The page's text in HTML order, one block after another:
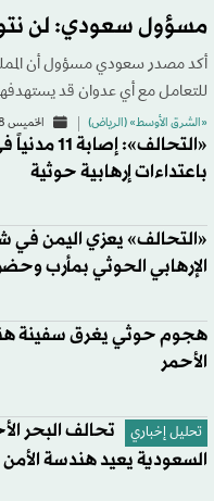
مسؤول سعودي: لن
أكد مصدر سعودي مسؤول أن المملكة
للتعامل مع أي عدوان قد
«الشرق الأوسط» (الرياض) الخميس 06/08 - 23:41
«التحالف»:
باعتداءات إرهابية حوثية
«التحالف» يعزي اليمن في
الإرهابي الحوثي بمأرب
هجوم حوثي يغرق سفينة
الأحمر
تحليل إخباري
تحالف البحر
السعودية يعيد هندسة